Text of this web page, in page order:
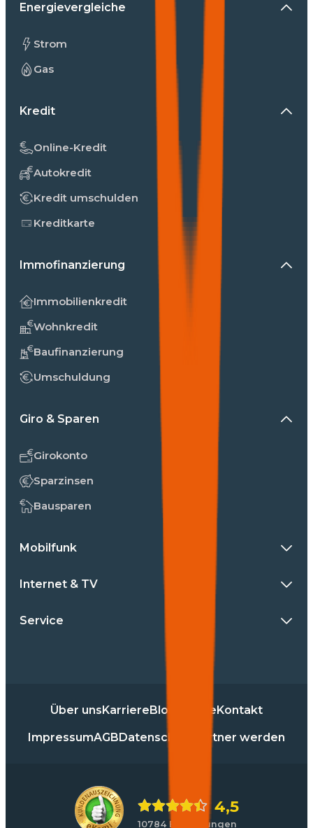
Energievergleiche
Strom
Gas
Kredit
Online-Kredit
Autokredit
Kredit umschulden
Kreditkarte
Immofinanzierung
Immobilienkredit
Wohnkredit
Baufinanzierung
Umschuldung
Giro & Sparen
Girokonto
Sparzinsen
Bausparen
Mobilfunk
Internet & TV
Service
Über unsKarriereBlog PresseKontakt
ImpressumAGBDatenschutz Partner werden
4,5
10784 Bewertungen